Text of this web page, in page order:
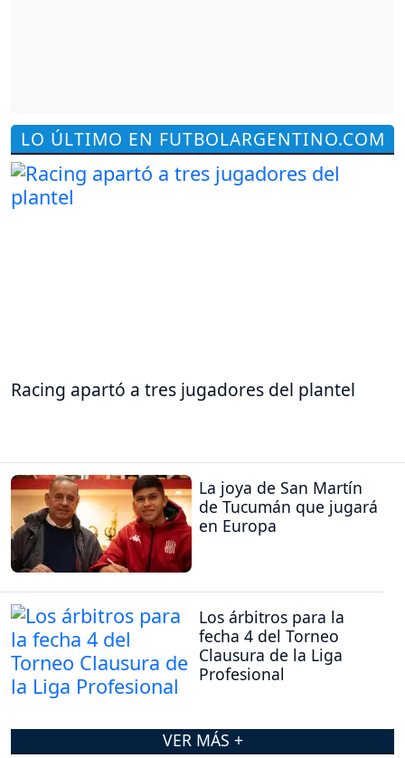
LO ÚLTIMO EN FUTBOLARGENTINO.COM
Racing apartó a tres jugadores del plantel
La joya de San Martín
de Tucumán que jugará
en Europa
Los árbitros para la
fecha 4 del Torneo
Clausura de la Liga
Profesional
VER MÁS +